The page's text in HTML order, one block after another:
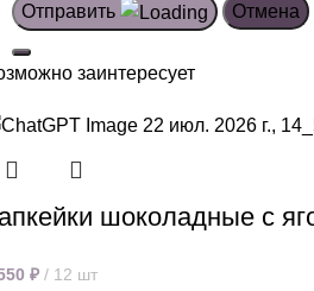
Отправить Отмена
заинтересует
шоколадные с
₽
12 шт